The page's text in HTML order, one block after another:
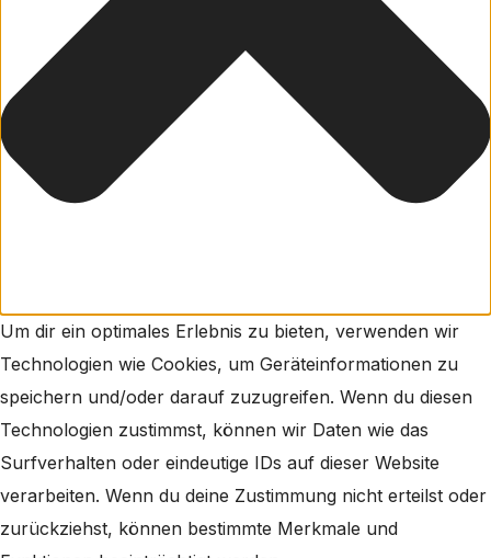
Um dir ein optimales Erlebnis zu bieten, verwenden wir
Technologien wie Cookies, um Geräteinformationen zu
speichern und/oder darauf zuzugreifen. Wenn du diesen
Technologien zustimmst, können wir Daten wie das
Surfverhalten oder eindeutige IDs auf dieser Website
verarbeiten. Wenn du deine Zustimmung nicht erteilst oder
zurückziehst, können bestimmte Merkmale und